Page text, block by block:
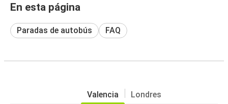
En esta página
Paradas de autobús FAQ
Valencia Londres